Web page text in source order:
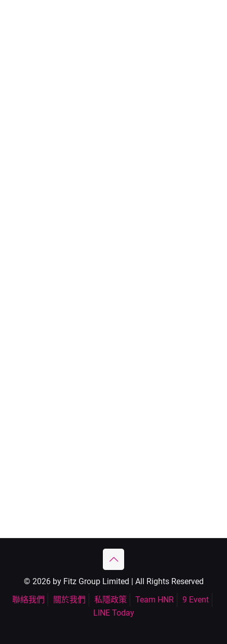
© 2026 by Fitz Group Limited | All Rights Reserved
聯絡我們
關於我們 私隱政策 Team HNR
9 Event
LINE Today